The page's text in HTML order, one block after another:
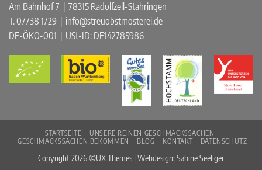
Am Bahnhof 7 | 78315 Radolfzell-Stahringen
T. 07738 1729 | info@streuobstmosterei.de
DE-ÖKO-001 | USt-ID: DE142785986
STARTSEITE
UNSERE REINEN GESCHMACKSSACHEN
GESCHMACKSSACHEN BEKOMMEN
BLOG KONTAKT DATENSCHUTZ
Copyright 2026 ©UX Themes | Webdesign: Sabine Seeliger